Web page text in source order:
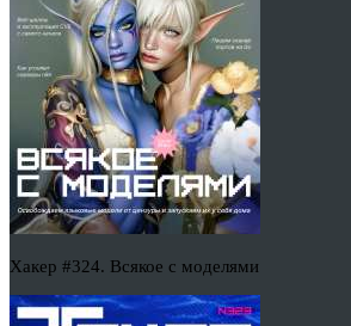
Хакер #324. Всякое с моделями